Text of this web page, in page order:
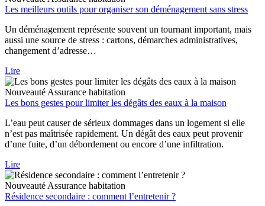
Les meilleurs outils pour organiser son déménagement sans stress
Un déménagement représente souvent un tournant important, mais
aussi une source de stress : cartons, démarches administratives,
changement d’adresse…
Lire
Nouveauté Assurance habitation
Les bons gestes pour limiter les dégâts des eaux à la maison
L’eau peut causer de sérieux dommages dans un logement si elle
n’est pas maîtrisée rapidement. Un dégât des eaux peut provenir
d’une fuite, d’un débordement ou encore d’une infiltration.
Lire
Nouveauté Assurance habitation
Résidence secondaire : comment l’entretenir ?